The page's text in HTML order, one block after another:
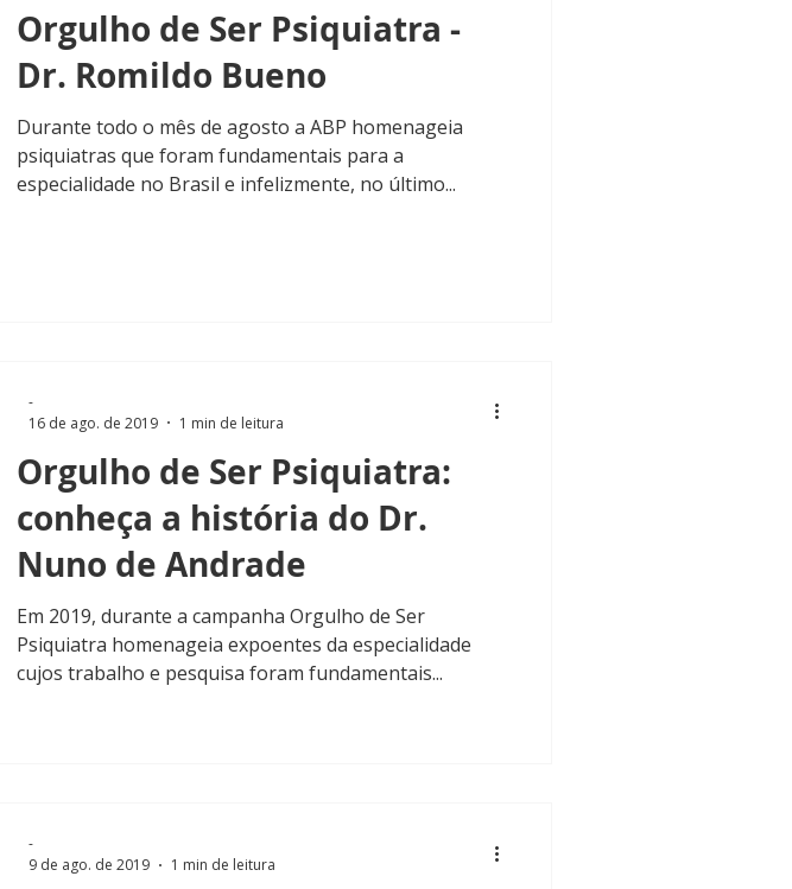
Orgulho de Ser Psiquiatra -
Dr. Romildo Bueno
Durante todo o mês de agosto a ABP homenageia
psiquiatras que foram fundamentais para a
especialidade no Brasil e infelizmente, no último...
Orgulho de Ser Psiquiatra:
conheça a história do Dr.
Nuno de Andrade
Em 2019, durante a campanha Orgulho de Ser
Psiquiatra homenageia expoentes da especialidade
cujos trabalho e pesquisa foram fundamentais...
-
16 de ago. de 2019
1 min de leitura
-
9 de ago. de 2019
1 min de leitura